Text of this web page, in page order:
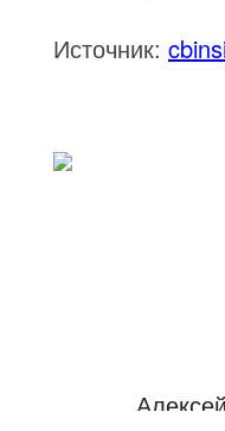
Источник: